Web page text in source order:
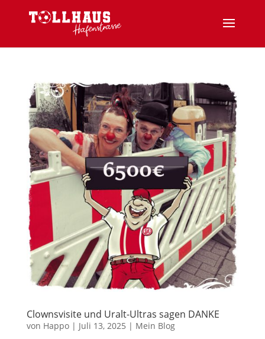
Clownsvisite und Uralt-Ultras sagen DANKE
von Happo| Juli 13, 2025 | Mein Blog